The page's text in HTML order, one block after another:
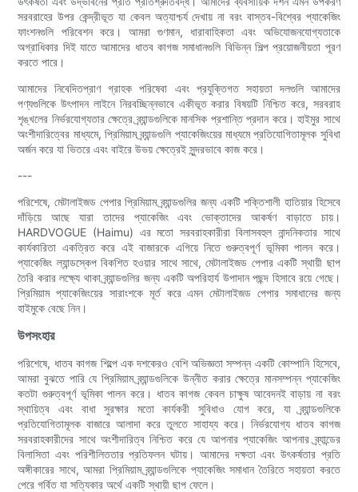
সরবরাহের উপর কেন্দ্রীভূত যা কেবল অত্যাশ্চর্য দেখায় না বরং বাস্তব-বিশ্বের প্যাকেজিং
ফাংশনগুলি পরিবেশন করে। আমরা গুণমান, ধারাবাহিকতা এবং অভিযোজনযোগ্যতাকে
অগ্রাধিকার দিই যাতে আমাদের ধাতব কাগজ সমাধানগুলি বিভিন্ন শিল্প প্রয়োজনীয়তা পূরণ
করতে পারে।
আমাদের নিবেদিতপ্রাণ গ্রাহক পরিষেবা এবং প্রযুক্তিগত সহায়তা দলগুলি আমাদের
পণ্যগুলিকে উৎপাদন লাইনে নিরবচ্ছিন্নভাবে একীভূত করার বিষয়টি নিশ্চিত করে, সরবরাহ
শৃঙ্খলের নির্ভরযোগ্যতার ক্ষেত্রে ব্র্যান্ডগুলিকে মানসিক প্রশান্তি প্রদান করে। হাইমুর সাথে
অংশীদারিত্বের মাধ্যমে, প্রিমিয়াম ব্র্যান্ডগুলি প্যাকেজিংয়ের মাধ্যমে প্রতিযোগিতামূলক সুবিধা
অর্জন করে যা ভিতরে এবং বাইরে উভয় ক্ষেত্রেই সুন্দরভাবে কাজ করে।
---
পরিশেষে, মেটালাইজড পেপার প্রিমিয়াম ব্র্যান্ডগুলির জন্য একটি শক্তিশালী হাতিয়ার হিসেবে
দাঁড়িয়ে আছে যারা তাদের প্যাকেজিং এবং ভোক্তাদের আকর্ষণ বাড়াতে চায়।
HARDVOGUE (Haimu) এর মতো সরবরাহকারীরা বিলাসবহুল নান্দনিকতার সাথে
কার্যকারিতা একত্রিত করে এই বাজারকে এগিয়ে নিতে গুরুত্বপূর্ণ ভূমিকা পালন করে।
প্যাকেজিং ল্যান্ডস্কেপ বিকশিত হওয়ার সাথে সাথে, মেটালাইজড পেপার একটি স্থায়ী ছাপ
তৈরি করার লক্ষ্যে থাকা ব্র্যান্ডগুলির জন্য একটি অপরিহার্য উপাদান পছন্দ হিসাবে রয়ে গেছে।
প্রিমিয়াম প্যাকেজিংয়ের সারাংশকে মূর্ত করে এমন মেটালাইজড পেপার সমাধানের জন্য
হাইমুকে বেছে নিন।
উপসংহার
পরিশেষে, ধাতব কাগজ শিল্পে এক দশকেরও বেশি অভিজ্ঞতা সম্পন্ন একটি কোম্পানি হিসেবে,
আমরা বুঝতে পারি যে প্রিমিয়াম ব্র্যান্ডগুলিকে উন্নীত করার ক্ষেত্রে মানসম্পন্ন প্যাকেজিং
কতটা গুরুত্বপূর্ণ ভূমিকা পালন করে। ধাতব কাগজ কেবল চাক্ষুষ আবেদনই বাড়ায় না বরং
স্থায়িত্ব এবং বাধা সুরক্ষার মতো কার্যকরী সুবিধাও যোগ করে, যা ব্র্যান্ডগুলিকে
প্রতিযোগিতামূলক বাজারে আলাদা করে তুলতে সাহায্য করে। নির্ভরযোগ্য ধাতব কাগজ
সরবরাহকারীদের সাথে অংশীদারিত্ব নিশ্চিত করে যে আপনার প্যাকেজিং আপনার ব্র্যান্ডের
বিলাসিতা এবং পরিশীলিততার প্রতিফলন ঘটায়। আমাদের দক্ষতা এবং উৎকর্ষতার প্রতি
অঙ্গীকারের সাথে, আমরা প্রিমিয়াম ব্র্যান্ডগুলিকে প্যাকেজিং সমাধান তৈরিতে সহায়তা করতে
পেরে গর্বিত যা সত্যিকার অর্থে একটি স্থায়ী ছাপ ফেলে।